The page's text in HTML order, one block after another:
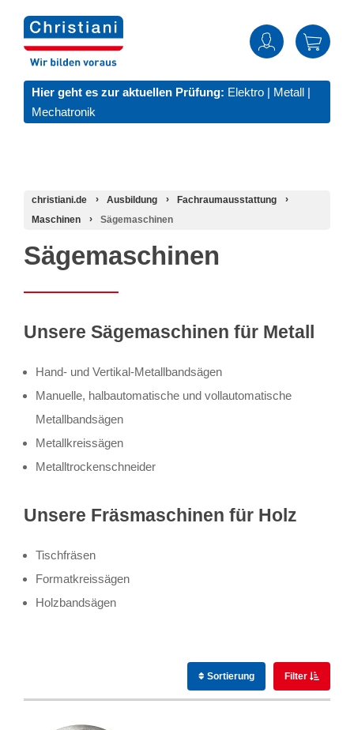
Hier geht es zur aktuellen Prüfung: Elektro | Metall |
Mechatronik
christiani.de Ausbildung
Fachraumausstattung
Maschinen
Sägemaschinen
Sägemaschinen
Unsere Sägemaschinen für Metall
Hand- und Vertikal-Metallbandsägen
Manuelle, halbautomatische und vollautomatische
Metallbandsägen
Metallkreissägen
Metalltrockenschneider
Unsere Fräsmaschinen für Holz
Tischfräsen
Formatkreissägen
Holzbandsägen
Sortierung Filter